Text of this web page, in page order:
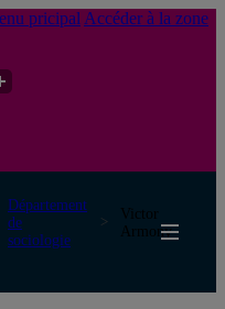
pricipal Accéder à la zone
Département
de
sociologie
Victor
Armony